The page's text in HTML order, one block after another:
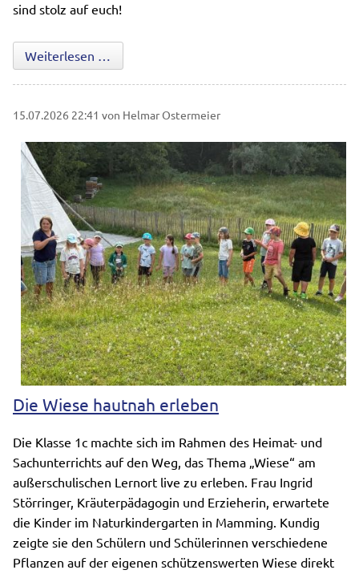
sind stolz auf euch!
Weiterlesen …
15.07.2026 22:41 von Helmar Ostermeier
Die Wiese hautnah erleben
Die Klasse 1c machte sich im Rahmen des Heimat- und
Sachunterrichts auf den Weg, das Thema „Wiese“ am
außerschulischen Lernort live zu erleben. Frau Ingrid
Störringer, Kräuterpädagogin und Erzieherin, erwartete
die Kinder im Naturkindergarten in Mamming. Kundig
zeigte sie den Schülern und Schülerinnen verschiedene
Pflanzen auf der eigenen schützenswerten Wiese direkt